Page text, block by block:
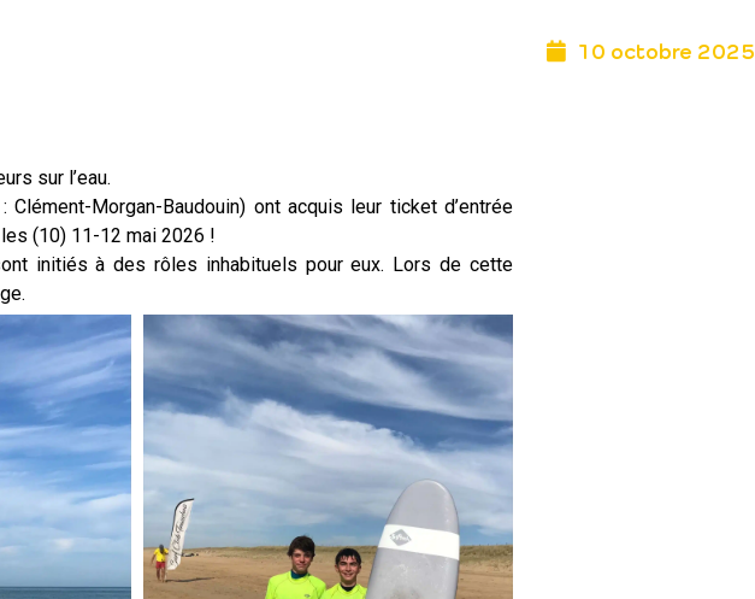
10 octobre 2025
sur l’eau.
Morgan-Baudouin) ont acquis leur ticket d’entrée
(10) 11-12 mai 2026 !
initiés à des rôles inhabituels pour eux. Lors de cette